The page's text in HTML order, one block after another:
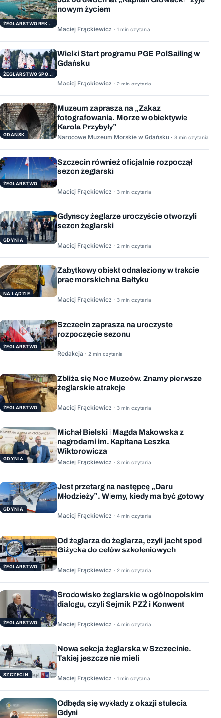
ŻEGLARSTWO REKERACYJNE
nowym życiem
Maciej Frąckiewicz · 1 min czytania
ŻEGLARSTWO SPORTOWE
Wielki Start programu PGE PolSailing w
Gdańsku
Maciej Frąckiewicz · 2 min czytania
GDAŃSK
Muzeum zaprasza na „Zakaz
fotografowania. Morze w obiektywie
Karola Przybyły”
Narodowe Muzeum Morskie w Gdańsku · 3 min czytania
ŻEGLARSTWO
Szczecin również oficjalnie rozpoczął
sezon żeglarski
Maciej Frąckiewicz · 3 min czytania
GDYNIA
Gdyńscy żeglarze uroczyście otworzyli
sezon żeglarski
Maciej Frąckiewicz · 2 min czytania
NA LĄDZIE
Zabytkowy obiekt odnaleziony w trakcie
prac morskich na Bałtyku
Maciej Frąckiewicz · 3 min czytania
ŻEGLARSTWO
Szczecin zaprasza na uroczyste
rozpoczęcie sezonu
Redakcja · 2 min czytania
ŻEGLARSTWO
Zbliża się Noc Muzeów. Znamy pierwsze
żeglarskie atrakcje
Maciej Frąckiewicz · 3 min czytania
GDYNIA
Michał Bielski i Magda Makowska z
nagrodami im. Kapitana Leszka
Wiktorowicza
Maciej Frąckiewicz · 3 min czytania
GDYNIA
Jest przetarg na następcę „Daru
Młodzieży”. Wiemy, kiedy ma być gotowy
Maciej Frąckiewicz · 4 min czytania
ŻEGLARSTWO
Od żeglarza do żeglarza, czyli jacht spod
Giżycka do celów szkoleniowych
Maciej Frąckiewicz · 2 min czytania
ŻEGLARSTWO
Środowisko żeglarskie w ogólnopolskim
dialogu, czyli Sejmik PZŻ i Konwent
Maciej Frąckiewicz · 4 min czytania
SZCZECIN
Nowa sekcja żeglarska w Szczecinie.
Takiej jeszcze nie mieli
Maciej Frąckiewicz · 1 min czytania
Odbędą się wykłady z okazji stulecia
Gdyni